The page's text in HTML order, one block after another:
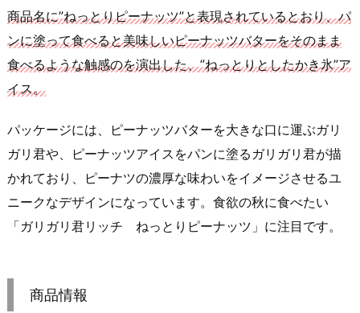
商品名に”ねっとりピーナッツ”と表現されているとおり、パ
ンに塗って食べると美味しいピーナッツバターをそのまま
食べるような触感のを演出した、”ねっとりとしたかき氷”ア
イス。
パッケージには、ピーナッツバターを大きな口に運ぶガリ
ガリ君や、ピーナッツアイスをパンに塗るガリガリ君が描
かれており、ピーナツの濃厚な味わいをイメージさせるユ
ニークなデザインになっています。食欲の秋に食べたい
「ガリガリ君リッチ ねっとりピーナッツ」に注目です。
商品情報